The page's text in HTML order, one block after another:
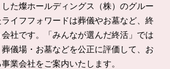
た燦ホールディングス（株）のグルー
イフフォワードは葬儀やお墓など、終
社です。「みんなが選んだ終活」では
儀場・お墓などを公正に評価して、お
業会社をご案内いたします。